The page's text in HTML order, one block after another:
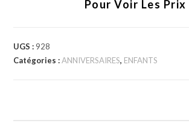
Pour Voir Les Prix
UGS : 928
Catégories :ANNIVERSAIRES, ENFANTS